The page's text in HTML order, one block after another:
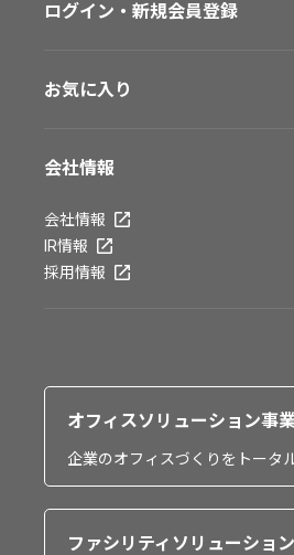
ログイン・新規会員登録
お気に入り
会社情報
会社情報
IR情報
採用情報
オフィスソリューション事
企業のオフィスづくりをトータ
ファシリティソリューショ